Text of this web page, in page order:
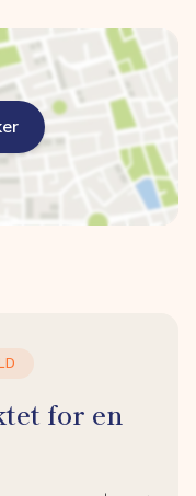
for en